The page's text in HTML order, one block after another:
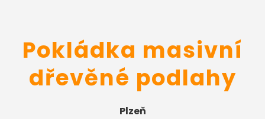
Pokládka masivní
dřevěné podlahy
Plzeň